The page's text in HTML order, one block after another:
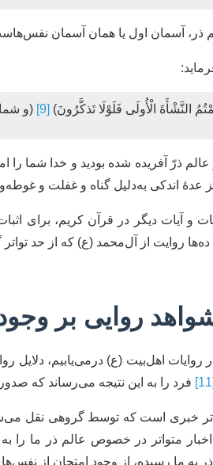
ذر، آسمان اول یا همان آسمان
النَّشْأَةَ الْأُولَى فَلَوْلَا تَذكَّرُونَ) [9] (و
ذرّ آفریده شده بودید و خدا شما را
عدۀ اندکی به‌دلیل گناه و غفلت و
آیات و آیات دیگر در قرآن کریم، برای
ده‌ها روایت از آل‌محمد (ع) که از حد
روایی بر
اهل‌بیت (ع) درمی‌یابیم، دلایل
[11] فرد را به این نتیجه می‌رساند که
خبری است که توسط گروهی نقل
اخبار متواتر در خصوص عالم ذر ما
ما رسیده، از وجود امتحان از